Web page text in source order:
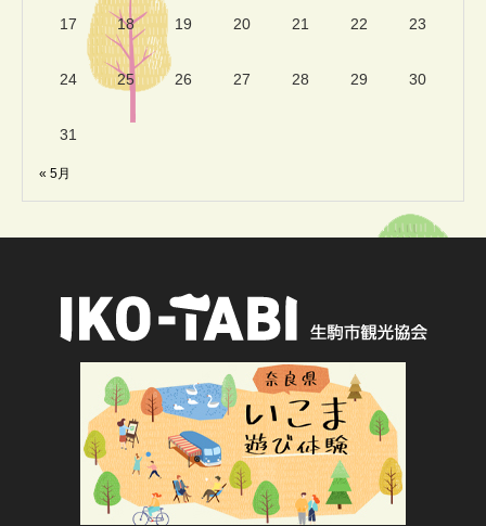
17 18 19 20 21 22 23
24 25 26 27 28 29 30
31
« 5月